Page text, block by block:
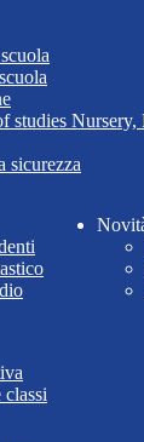
studies Nursery,
sicurezza